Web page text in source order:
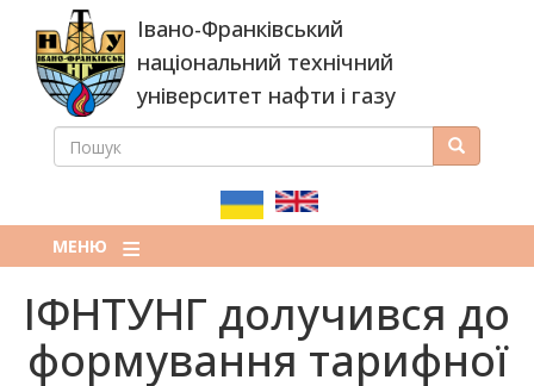
основного
вмісту
Івано-Франківський
національний технічний
університет нафти і газу
ПОШУКОВА
ПОШУК Пошук
МЕНЮ
ІФНТУНГ долучився до
формування тарифної